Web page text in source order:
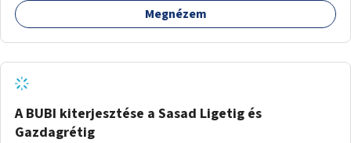
barátságosabbá és zöldebbé lehetne tenni a megállókat.
Megnézem
A BUBI kiterjesztése a Sasad Ligetig és
Gazdagrétig